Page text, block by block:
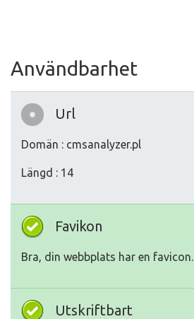
Användbarhet
Url
Domän : cmsanalyzer.pl
Längd : 14
Favikon
Bra, din webbplats har en favicon.
Utskriftbart